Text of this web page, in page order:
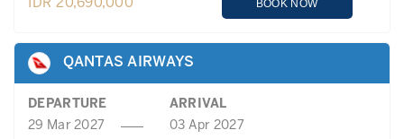
IDR 20,690,000 BOOK NOW
QANTAS AIRWAYS
DEPARTURE
ARRIVAL
29 Mar 2027
03 Apr 2027